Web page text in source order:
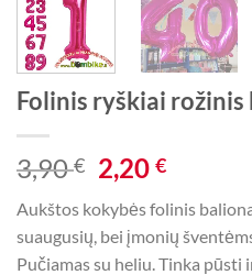
Folinis ryškiai rožinis
3,90€ Original
price
was:
3,90 €.
2,20€Current
is:
2,20 €.
Aukštos kokybės folinis
suaugusių, bei įmonių
Pučiamas su heliu. Tinka pūsti